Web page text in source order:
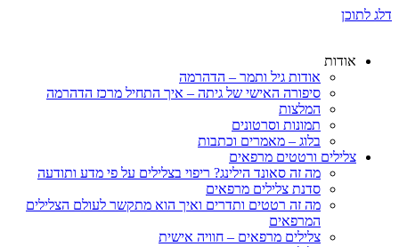
דלג לתוכן
אודות
אודות גיל ותמר – הדהרמה
סיפורה האישי של גיתה – איך התחיל מרכז הדהרמה
המלצות
תמונות וסרטונים
בלוג – מאמרים וכתבות
צלילים ורטטים מרפאים
מה זה סאונד הילינג? ריפוי בצלילים על פי מדע ותודעה
סדנת צלילים מרפאים
מה זה רטטים ותדרים ואיך הוא מתקשר לעולם הצלילים
המרפאים
צלילים מרפאים – חוויה אישית